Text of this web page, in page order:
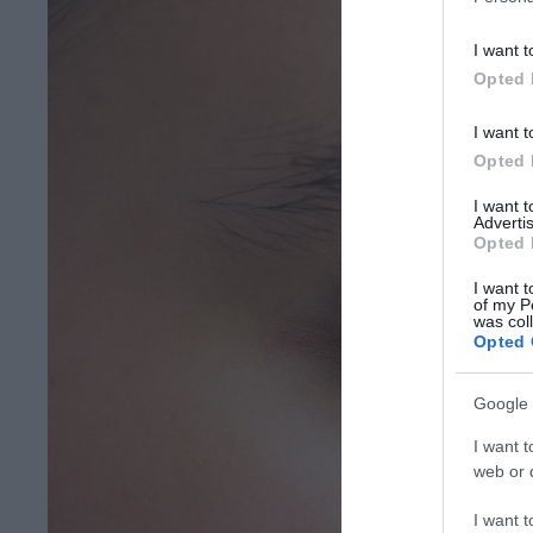
I want
Opted
I want
Opted
I want
Opted
I want
of my
was
Opted
Google
I want
web or
I want